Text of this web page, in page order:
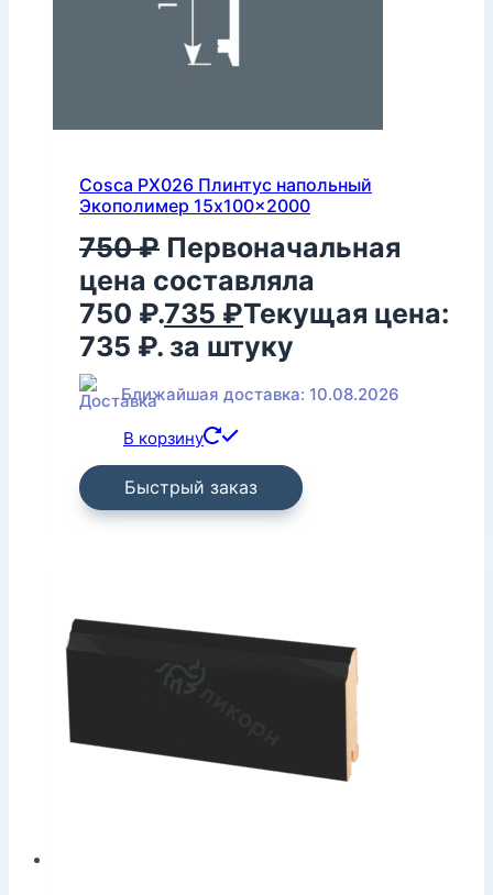
Cosca PX026 Плинтус напольный
Экополимер 15x100x2000
750₽ Первоначальная
цена составляла
750 ₽.735 ₽Текущая цена:
735 ₽. за штуку
Ближайшая доставка: 10.08.2026
В корзину
Быстрый заказ